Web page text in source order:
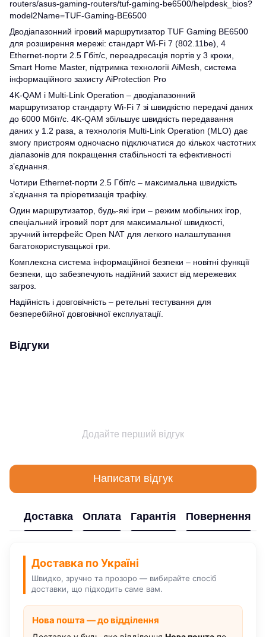
routers/asus-gaming-routers/tuf-gaming-be6500/helpdesk_bios?
model2Name=TUF-Gaming-BE6500
Дводіапазонний ігровий маршрутизатор TUF Gaming BE6500
для розширення мережі: стандарт Wi-Fi 7 (802.11be), 4
Ethernet-порти 2.5 Гбіт/с, переадресація портів у 3 кроки,
Smart Home Master, підтримка технології AiMesh, система
інформаційного захисту AiProtection Pro
4K-QAM і Multi-Link Operation – дводіапазонний
маршрутизатор стандарту Wi-Fi 7 зі швидкістю передачі даних
до 6000 Мбіт/с. 4K-QAM збільшує швидкість передавання
даних у 1.2 раза, а технологія Multi-Link Operation (MLO) дає
змогу пристроям одночасно підключатися до кількох частотних
діапазонів для покращення стабільності та ефективності
з’єднання.
Чотири Ethernet-порти 2.5 Гбіт/с – максимальна швидкість
з’єднання та пріоретизація трафіку.
Один маршрутизатор, будь-які ігри – режим мобільних ігор,
спеціальний ігровий порт для максимальної швидкості,
зручний інтерфейс Open NAT для легкого налаштування
багатокористувацької гри.
Комплексна система інформаційної безпеки – новітні функції
безпеки, що забезпечують надійний захист від мережевих
загроз.
Надійність і довговічність – ретельні тестування для
безперебійної довговічної експлуатації.
Відгуки
Додайте перший відгук
Написати відгук
Доставка Оплата Гарантія Повернення
Доставка по Україні
Швидко, зручно та прозоро — вибирайте спосіб
доставки, що підходить саме вам.
Нова пошта — до відділення